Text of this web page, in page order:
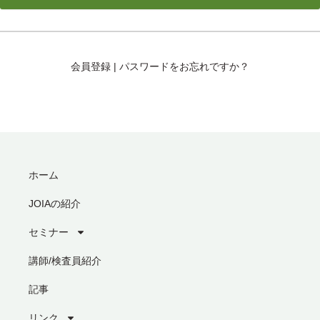
会員登録 | パスワードをお忘れですか？
ホーム
JOIAの紹介
セミナー
講師/検査員紹介
記事